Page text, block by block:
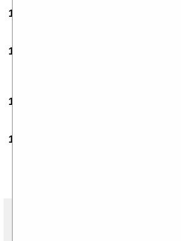
18.03.2008
18.03.2008
Автор статьи ошибся,торговый
18.03.2008
Китайцы надкусили яблоко с
16.07.2008
Тут дисплей 3.2 на самом
Touch flo и «китайский
каждый клон яблокофона,
Чтобы писать